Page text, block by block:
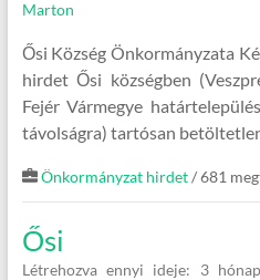
Marton
Ősi Község Önkormányzata
hirdet Ősi községben
Fejér Vármegye
távolságra) tartósan
Önkormányzat hirdet/ 681
Ősi
Létrehozva ennyi ideje: 3